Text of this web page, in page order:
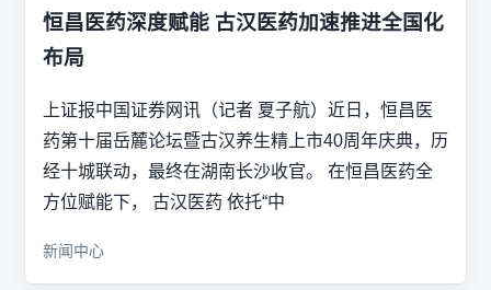
恒昌医药深度赋能 古汉医药加速推进全国化
布局
上证报中国证券网讯（记者 夏子航）近日，恒昌医
药第十届岳麓论坛暨古汉养生精上市40周年庆典，历
经十城联动，最终在湖南长沙收官。 在恒昌医药全
方位赋能下， 古汉医药 依托“中
新闻中心